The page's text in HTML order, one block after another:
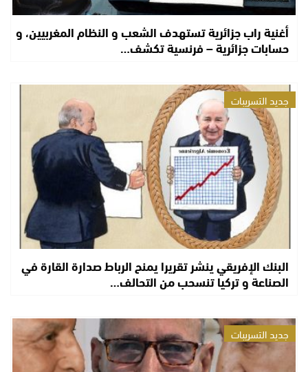
أغنية راب جزائرية تستهدف الشعب و النظام المغربيين، و
حسابات جزائرية – فرنسية تكشف…
جديد التسريبات
البنك الإفريقي ينشر تقريرا يمنح الرباط صدارة القارة في
الصناعة و تركيا تنسحب من التحالف…
جديد التسريبات